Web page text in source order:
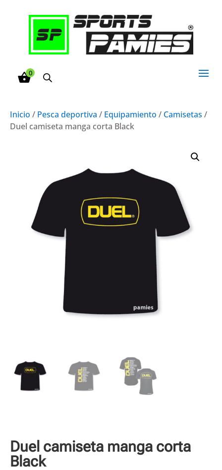
0
Inicio / Pesca deportiva / Equipamiento / Camisetas /
Duel camiseta manga corta Black
Duel camiseta manga corta
Black